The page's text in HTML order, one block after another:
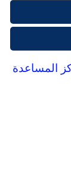
المساعدة